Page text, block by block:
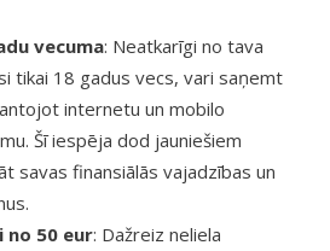
vecuma: Neatkarīgi no tava
tikai 18 gadus vecs, vari saņemt
internetu un mobilo
Šī iespēja dod jauniešiem
savas finansiālās vajadzības un
no 50 eur: Dažreiz neliela